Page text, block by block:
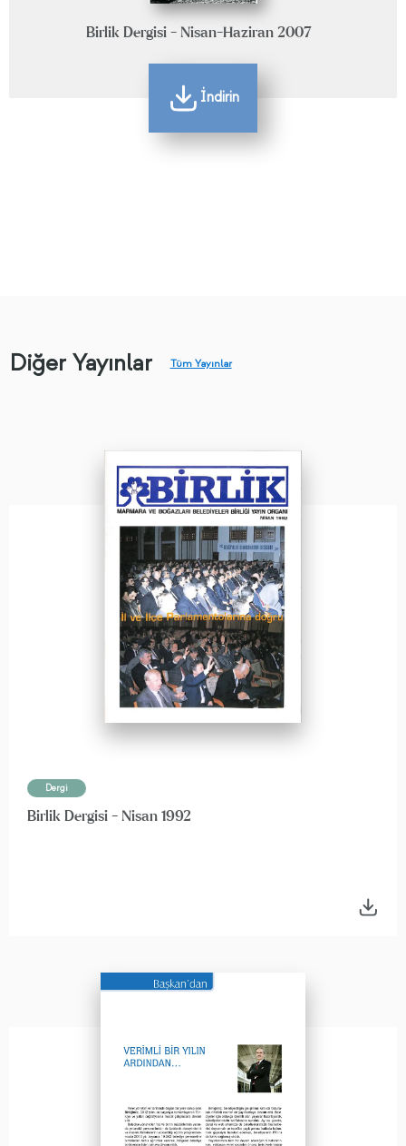
Birlik Dergisi - Nisan-Haziran 2007
İndirin
Diğer Yayınlar Tüm Yayınlar
Dergi
Birlik Dergisi - Nisan 1992